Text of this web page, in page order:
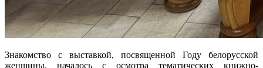
Знакомство с выставкой, посвященной Году белорусской
женщины, началось с осмотра тематических книжно-